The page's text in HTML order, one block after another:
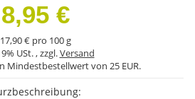
8,95 €
17,90 € pro 100 g
USt. , zzgl.Versand
Mindestbestellwert von 25 EUR.